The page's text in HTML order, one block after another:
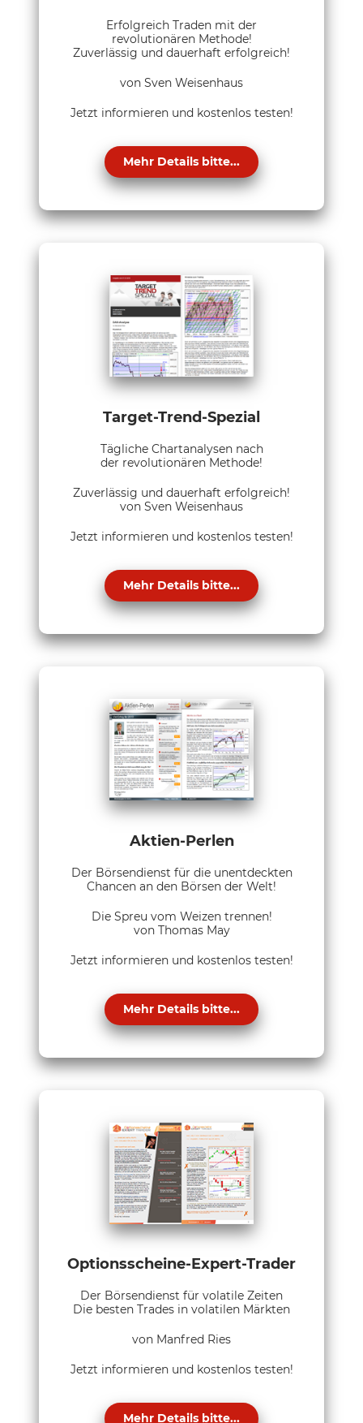
Erfolgreich Traden mit der
revolutionären Methode!
Zuverlässig und dauerhaft erfolgreich!
von Sven Weisenhaus
Jetzt informieren und kostenlos testen!
Mehr Details bitte...
Target-Trend-Spezial
Tägliche Chartanalysen nach
der revolutionären Methode!
Zuverlässig und dauerhaft erfolgreich!
von Sven Weisenhaus
Jetzt informieren und kostenlos testen!
Mehr Details bitte...
Aktien-Perlen
Der Börsendienst für die unentdeckten
Chancen an den Börsen der Welt!
Die Spreu vom Weizen trennen!
von Thomas May
Jetzt informieren und kostenlos testen!
Mehr Details bitte...
Optionsscheine-Expert-Trader
Der Börsendienst für volatile Zeiten
Die besten Trades in volatilen Märkten
von Manfred Ries
Jetzt informieren und kostenlos testen!
Mehr Details bitte...